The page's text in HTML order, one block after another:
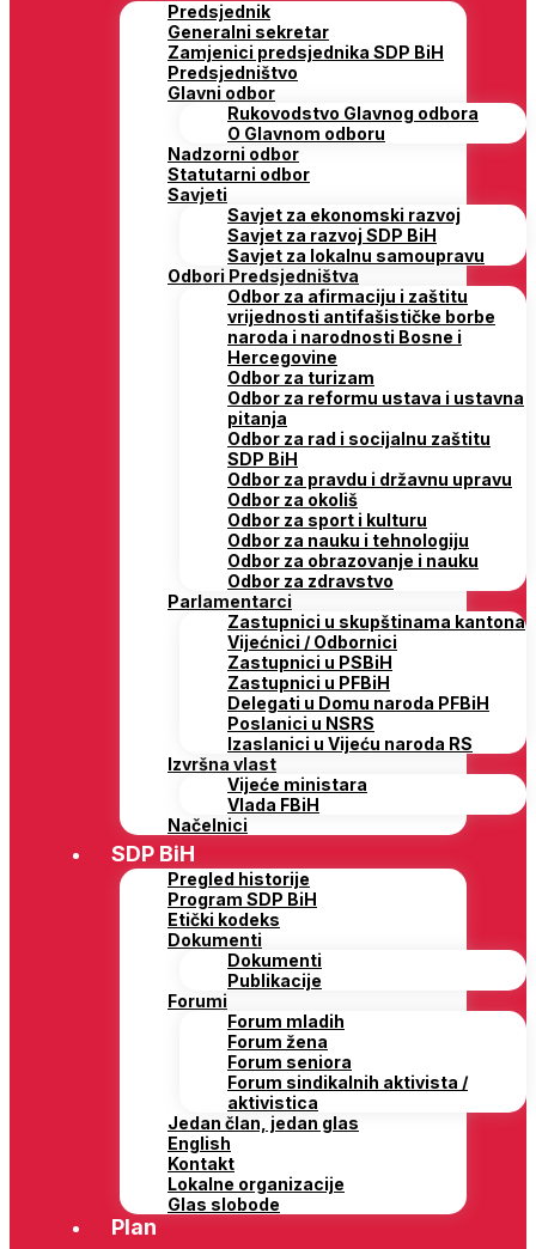
Predsjednik
Generalni sekretar
Zamjenici predsjednika SDP BiH
Predsjedništvo
Glavni odbor
Rukovodstvo Glavnog odbora
O Glavnom odboru
Nadzorni odbor
Statutarni odbor
Savjeti
Savjet za ekonomski razvoj
Savjet za razvoj SDP BiH
Savjet za lokalnu samoupravu
Odbori Predsjedništva
Odbor za afirmaciju i zaštitu
vrijednosti antifašističke borbe
naroda i narodnosti Bosne i
Hercegovine
Odbor za turizam
Odbor za reformu ustava i ustavna
pitanja
Odbor za rad i socijalnu zaštitu
SDP BiH
Odbor za pravdu i državnu upravu
Odbor za okoliš
Odbor za sport i kulturu
Odbor za nauku i tehnologiju
Odbor za obrazovanje i nauku
Odbor za zdravstvo
Parlamentarci
Zastupnici u skupštinama kantona
Vijećnici / Odbornici
Zastupnici u PSBiH
Zastupnici u PFBiH
Delegati u Domu naroda PFBiH
Poslanici u NSRS
Izaslanici u Vijeću naroda RS
Izvršna vlast
Vijeće ministara
Vlada FBiH
Načelnici
SDP BiH
Pregled historije
Program SDP BiH
Etički kodeks
Dokumenti
Dokumenti
Publikacije
Forumi
Forum mladih
Forum žena
Forum seniora
Forum sindikalnih aktivista /
aktivistica
Jedan član, jedan glas
English
Kontakt
Lokalne organizacije
Glas slobode
Plan